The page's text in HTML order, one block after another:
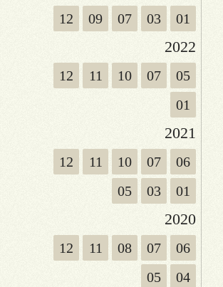
12 09 07 03 01
2022
12 11 10 07
05
01
2021
12 11 10 07
06
05
03 01
2020
12 11 08 07
06
05
04